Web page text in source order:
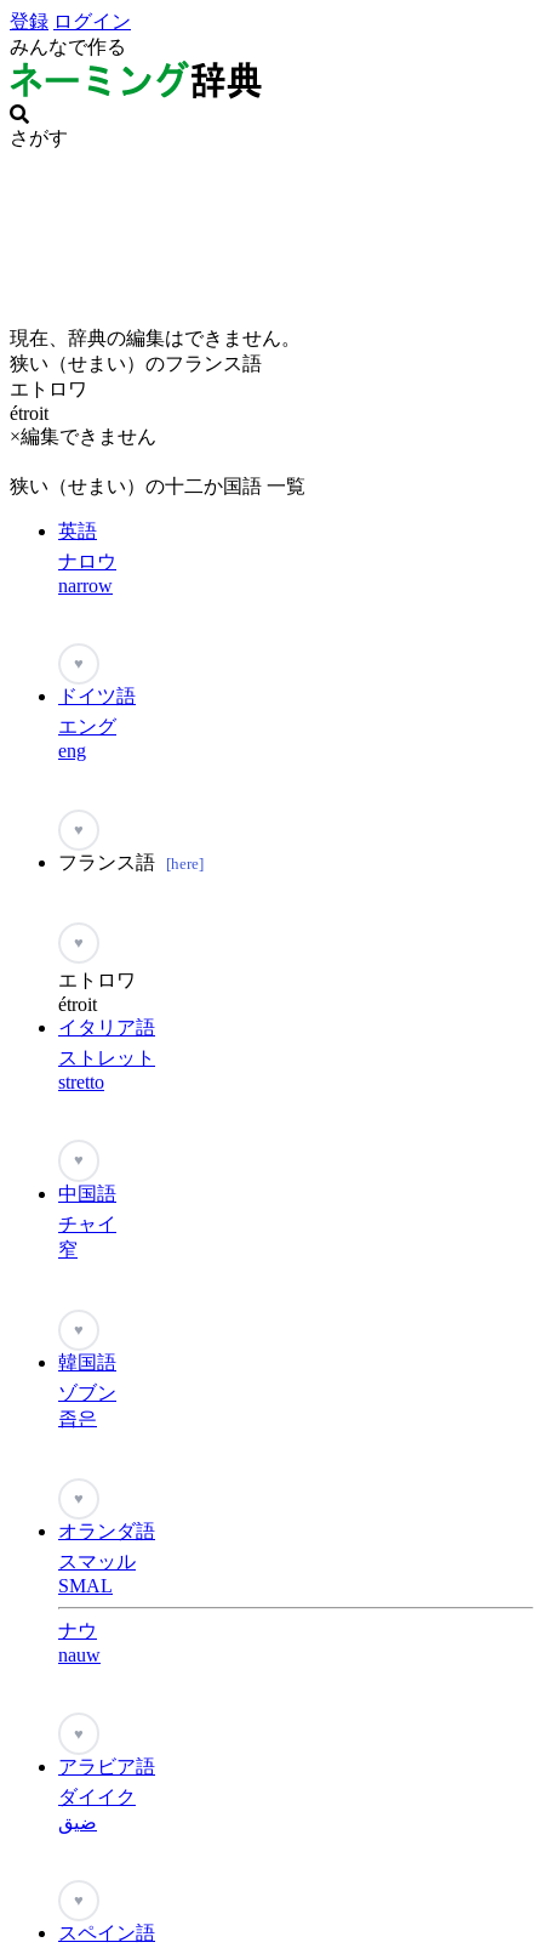
登録 ログイン
みんなで作る
さがす
現在、辞典の編集はできません。
狭い（せまい）のフランス語
エトロワ
étroit
×編集できません
狭い（せまい）の十二か国語 一覧
英語
ナロウ
narrow
♥
ドイツ語
エング
eng
♥
フランス語 [here]
♥
エトロワ
étroit
イタリア語
ストレット
stretto
♥
中国語
チャイ
窄
♥
韓国語
ゾブン
좁은
♥
オランダ語
スマッル
SMAL
ナウ
nauw
♥
アラビア語
ダイイク
ضيق
♥
スペイン語